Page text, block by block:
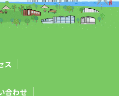
ス
合わせ